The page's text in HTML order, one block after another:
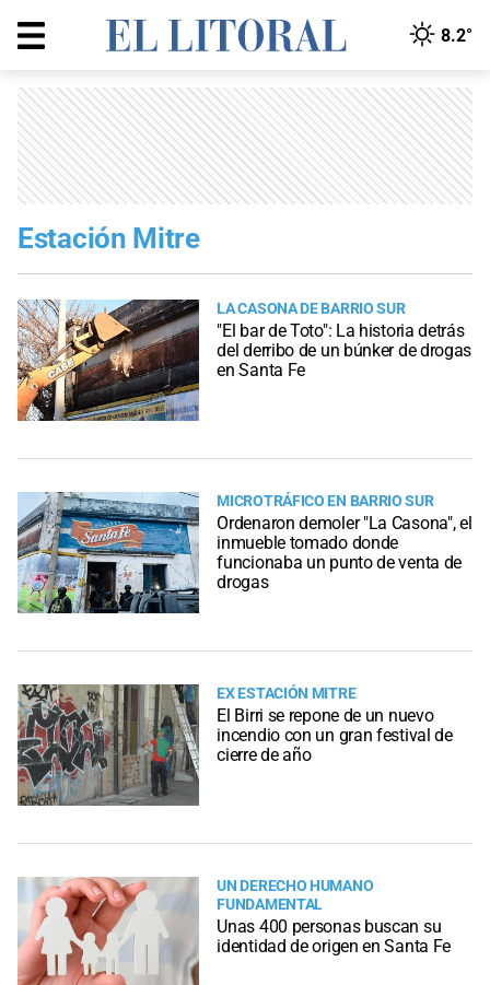
8.2°
Estación Mitre
LA CASONA DE BARRIO SUR
"El bar de Toto": La historia detrás
del derribo de un búnker de drogas
en Santa Fe
MICROTRÁFICO EN BARRIO SUR
Ordenaron demoler "La Casona", el
inmueble tomado donde
funcionaba un punto de venta de
drogas
EX ESTACIÓN MITRE
El Birri se repone de un nuevo
incendio con un gran festival de
cierre de año
UN DERECHO HUMANO
FUNDAMENTAL
Unas 400 personas buscan su
identidad de origen en Santa Fe